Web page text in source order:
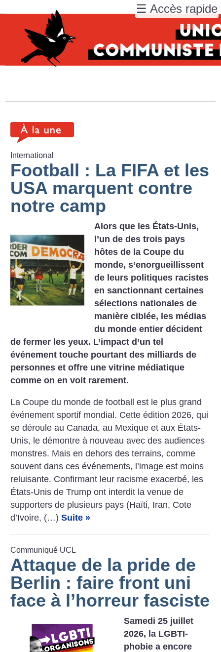
International
Football : La FIFA et les
USA marquent contre
notre camp
Alors que les États-Unis,
l’un de des trois pays
hôtes de la Coupe du
monde, s’enorgueillissent
de leurs politiques racistes
en sanctionnant certaines
sélections nationales de
manière ciblée, les médias
du monde entier décident
de fermer les yeux. L’impact d’un tel
événement touche pourtant des milliards de
personnes et offre une vitrine médiatique
comme on en voit rarement.
La Coupe du monde de football est le plus grand
événement sportif mondial. Cette édition 2026, qui
se déroule au Canada, au Mexique et aux États-
Unis, le démontre à nouveau avec des audiences
­monstres. Mais en dehors des terrains, comme
souvent dans ces événements, l’image est moins
reluisante. Confirmant leur racisme exacerbé, les
États-Unis de Trump ont interdit la venue de
supporters de plusieurs pays (Haïti, Iran, Cote
d’Ivoire, (…)Suite »
Communiqué UCL
Attaque de la pride de
Berlin : faire front uni
face à l’horreur fasciste
Samedi 25 juillet
2026, la LGBTI-
phobie a encore
☰ Accès rapide